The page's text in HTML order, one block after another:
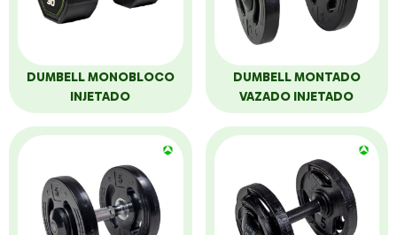
DUMBELL MONOBLOCO
INJETADO
DUMBELL MONTADO
VAZADO INJETADO